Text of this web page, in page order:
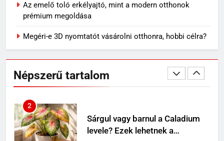
Az emelő toló erkélyajtó, mint a modern otthonok
prémium megoldása
Megéri-e 3D nyomtatót vásárolni otthonra, hobbi célra?
Népszerű tartalom
nyári napokra
VÁSÁRLÁS
1
MINDENNAPOK
2
Sárgul vagy barnul a Caladium
levele? Ezek lehetnek a